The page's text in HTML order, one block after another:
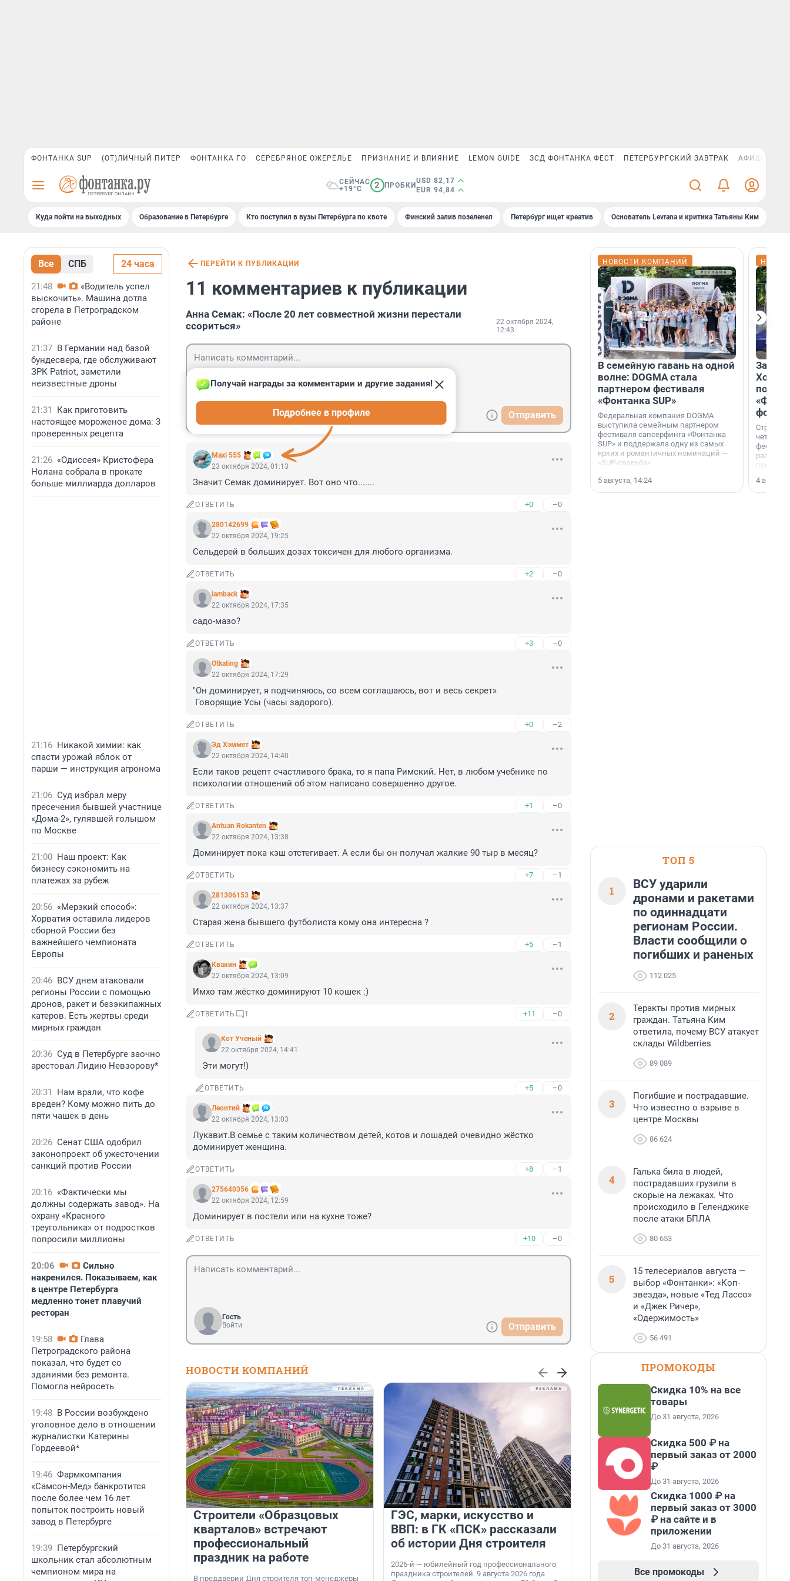
ФОНТАНКА SUP (ОТ)ЛИЧНЫЙ ПИТЕР ФОНТАНКА ГО СЕРЕБРЯНОЕ ОЖЕРЕЛЬЕ ПРИЗНАНИЕ И ВЛИЯНИЕ LEMON GUIDE ЗСД ФОНТАНКА ФЕСТ ПЕТЕРБУРГСКИЙ ЗАВТРАК АФИША PLUS
СЕЙЧАС
+19°C
2 ПРОБКИ
USD 82,17
EUR 94,84
Куда пойти на выходных Образование в Петербурге Кто поступил в вузы Петербурга по квоте Финский залив позеленел Петербург ищет креатив Основатель Levrana и критика Татьяны Ким
Все СПБ 24 часа
21:48
«Водитель успел
выскочить». Машина дотла
сгорела в Петроградском
районе
21:37 В Германии над базой
бундесвера, где обслуживают
ЗРК Patriot, заметили
неизвестные дроны
21:31
Как приготовить
настоящее мороженое дома: 3
проверенных рецепта
21:26 «Одиссея» Кристофера
Нолана собрала в прокате
больше миллиарда долларов
21:16 Никакой химии: как
спасти урожай яблок от
парши — инструкция агронома
21:06 Суд избрал меру
пресечения бывшей участнице
«Дома-2», гулявшей голышом
по Москве
21:00 Наш проект: Как
бизнесу сэкономить на
платежах за рубеж
20:56 «Мерзкий способ»:
Хорватия оставила лидеров
сборной России без
важнейшего чемпионата
Европы
20:46 ВСУ днем атаковали
регионы России с помощью
дронов, ракет и безэкипажных
катеров. Есть жертвы среди
мирных граждан
20:36 Суд в Петербурге заочно
арестовал Лидию Невзорову*
20:31
Нам врали, что кофе
вреден? Кому можно пить до
пяти чашек в день
20:26 Сенат США одобрил
законопроект об ужесточении
санкций против России
20:16 «Фактически мы
должны содержать завод». На
охрану «Красного
треугольника» от подростков
попросили миллионы
20:06
Сильно
накренился. Показываем, как
в центре Петербурга
медленно тонет плавучий
ресторан
19:58
Глава
Петроградского района
показал, что будет со
зданиями без ремонта.
Помогла нейросеть
19:48 В России возбуждено
уголовное дело в отношении
журналистки Катерины
Гордеевой*
19:46 Фармкомпания
«Самсон-Мед» банкротится
после более чем 16 лет
попыток построить новый
завод в Петербурге
19:39 Петербургский
школьник стал абсолютным
чемпионом мира на
ПЕРЕЙТИ К ПУБЛИКАЦИИ
11 комментариев к публикации
Анна Семак: «После 20 лет совместной жизни перестали
ссориться»
22 октября 2024,
12:43
Отправить
Maxi 555
Получай награды за комментарии и другие задания!
Подробнее в профиле
23 октября 2024, 01:13
Значит Семак доминирует. Вот оно что.......
ОТВЕТИТЬ +0 –0
280142699
22 октября 2024, 19:25
Сельдерей в больших дозах токсичен для любого организма.
ОТВЕТИТЬ +2 –0
iamback
22 октября 2024, 17:35
садо-мазо?
ОТВЕТИТЬ +3 –0
Otkating
22 октября 2024, 17:29
"Он доминирует, я подчиняюсь, со всем соглашаюсь, вот и весь секрет»
Говорящие Усы (часы задорого).
ОТВЕТИТЬ +0 –2
Эд Хэммет
22 октября 2024, 14:40
Если таков рецепт счастливого брака, то я папа Римский. Нет, в любом учебнике по
психологии отношений об этом написано совершенно другое.
ОТВЕТИТЬ +1 –0
Antuan Rokanten
22 октября 2024, 13:38
Доминирует пока кэш отстегивает. А если бы он получал жалкие 90 тыр в месяц?
ОТВЕТИТЬ +7 –1
281306153
22 октября 2024, 13:37
Старая жена бывшего футболиста кому она интересна ?
ОТВЕТИТЬ +5 –1
Квакин
22 октября 2024, 13:09
Имхо там жёстко доминируют 10 кошек :)
ОТВЕТИТЬ 1 +11 –0
Кот Ученый
22 октября 2024, 14:41
Эти могут!)
ОТВЕТИТЬ +5 –0
Леонтий
22 октября 2024, 13:03
Лукавит.В семье с таким количеством детей, котов и лошадей очевидно жёстко
доминирует женщина.
ОТВЕТИТЬ +8 –1
275640356
22 октября 2024, 12:59
Доминирует в постели или на кухне тоже?
ОТВЕТИТЬ +10 –0
Гость
Войти
Отправить
НОВОСТИ КОМПАНИЙ
Строители «Образцовых
кварталов» встречают
профессиональный
праздник на работе
В преддверии Дня строителя топ-менеджеры
ГЭС, марки, искусство и
ВВП: в ГК «ПСК» рассказали
об истории Дня строителя
2026-й — юбилейный год профессионального
праздника строителей. 9 августа 2026 года
На водоёмах Ленобласти
заработали новые базовые
станции МегаФона
оборудование на популярных водоёмах
НОВОСТИ КОМПАНИЙ
В семейную гавань на одной
волне: DOGMA стала
партнером фестиваля
«Фонтанка SUP»
Федеральная компания DOGMA
выступила семейным партнером
фестиваля сапсерфинга «Фонтанка
SUP» и поддержала одну из самых
ярких и романтичных номинаций —
«SUP-свадьба».
5 августа, 14:24
раз
4
ТОП 5
1
ВСУ ударили
дронами и ракетами
по одиннадцати
регионам России.
Власти сообщили о
погибших и раненых
112 025
2
Теракты против мирных
граждан. Татьяна Ким
ответила, почему ВСУ атакует
склады Wildberries
89 089
3
Погибшие и пострадавшие.
Что известно о взрыве в
центре Москвы
86 624
4
Галька била в людей,
пострадавших грузили в
скорые на лежаках. Что
происходило в Геленджике
после атаки БПЛА
80 653
5
15 телесериалов августа —
выбор «Фонтанки»: «Коп-
звезда», новые «Тед Лассо»
и «Джек Ричер»,
«Одержимость»
56 491
ПРОМОКОДЫ
Скидка 10% на все
товары
До 31 августа, 2026
Скидка 500 ₽ на
первый заказ от 2000
₽
До 31 августа, 2026
Скидка 1000 ₽ на
первый заказ от 3000
₽ на сайте и в
приложении
До 31 августа, 2026
Все промокоды